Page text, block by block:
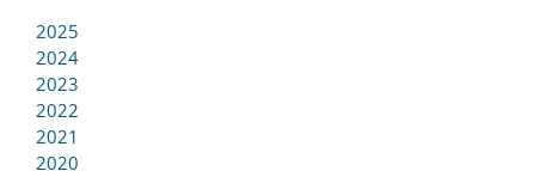
2025
2024
2023
2022
2021
2020